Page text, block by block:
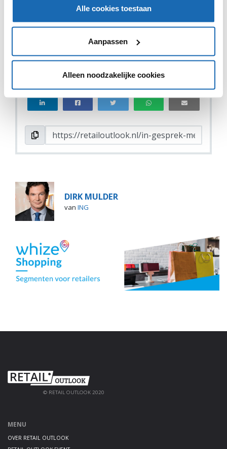
Alle cookies toestaan
Aanpassen
Alleen noodzakelijke cookies
VIND IK LEUK VIND IK LEUK
DEEL DIT IN JOUW NETWERK
DIRK MULDER
van ING
© RETAIL OUTLOOK 2020
MENU
OVER RETAIL OUTLOOK